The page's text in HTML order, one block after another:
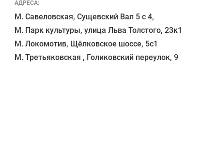
АДРЕСА:
М. Савеловская, Сущевский Вал 5 с 4,
М. Парк культуры, улица Льва Толстого, 23к1
М. Локомотив, Щёлковское шоссе, 5с1